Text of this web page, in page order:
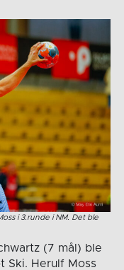
i 3.runde i NM. Det ble
(7 mål) ble
Ski. Herulf Moss